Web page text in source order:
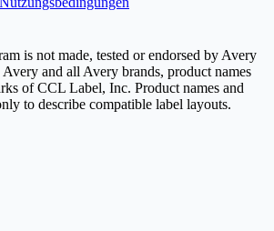
is not made, tested or endorsed by Avery
and all Avery brands, product names
of CCL Label, Inc. Product names and
to describe compatible label layouts.